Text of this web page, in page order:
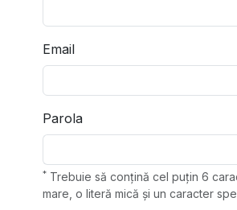
Email
Parola
* Trebuie să conțină cel puțin 6
mare, o literă mică și un caracter